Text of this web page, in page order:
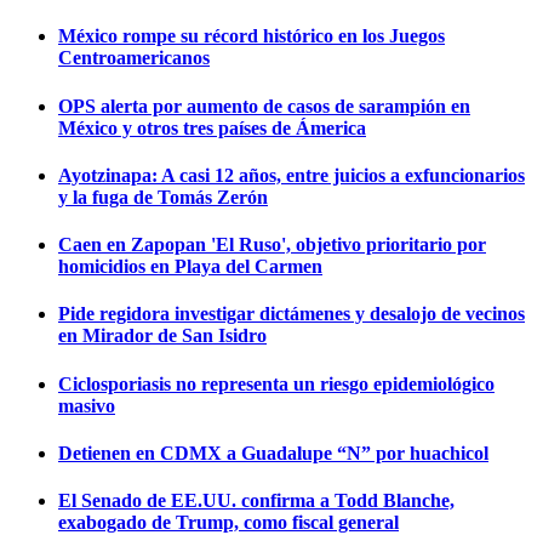
México rompe su récord histórico en los Juegos
Centroamericanos
OPS alerta por aumento de casos de sarampión en
México y otros tres países de Ámerica
Ayotzinapa: A casi 12 años, entre juicios a exfuncionarios
y la fuga de Tomás Zerón
Caen en Zapopan 'El Ruso', objetivo prioritario por
homicidios en Playa del Carmen
Pide regidora investigar dictámenes y desalojo de vecinos
en Mirador de San Isidro
Ciclosporiasis no representa un riesgo epidemiológico
masivo
Detienen en CDMX a Guadalupe “N” por huachicol
El Senado de EE.UU. confirma a Todd Blanche,
exabogado de Trump, como fiscal general